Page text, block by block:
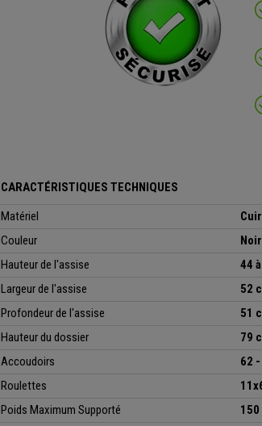
CARACTÉRISTIQUES TECHNIQUES
Matériel
Couleur
Noir
Hauteur de l'assise
44
Largeur de l'assise
52
Profondeur de l'assise
51
Hauteurdu dossier 79
Accoudoirs
62
Roulettes
Poids Maximum Supporté
150